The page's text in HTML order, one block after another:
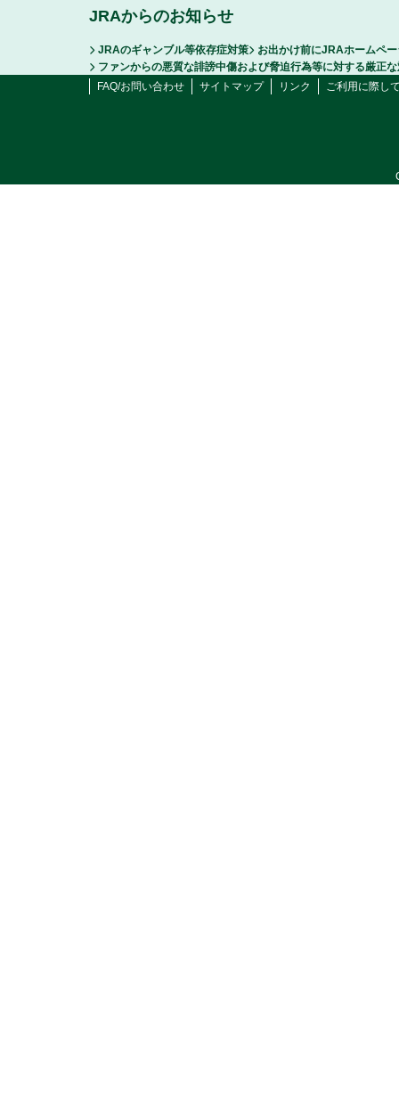
JRAからのお知らせ
JRAのギャンブル等依存症対策
お出かけ前にJRAホームペ
ファンからの悪質な誹謗中傷および脅迫行為等に対する厳正
FAQ/お問い合わせ
サイトマップ リンク ご利用に際し